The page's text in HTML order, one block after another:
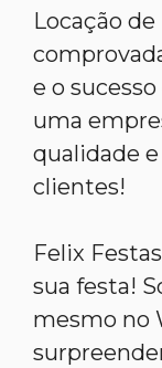
Locação
e o
uma
qualidade
clientes!
Felix
sua festa!
mesmo no